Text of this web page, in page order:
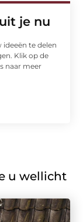
je nu
te delen
Klik op de
naar meer
u wellicht